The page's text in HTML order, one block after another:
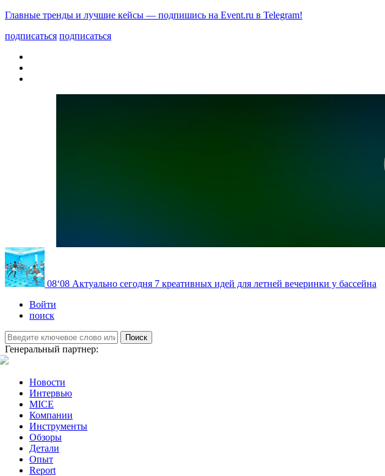
Главные тренды и лучшие кейсы — подпишись на Event.ru в Telegram!
подписаться подписаться
08‘08 Актуально сегодня 7 креативных идей для летней вечеринки у бассейна
Войти
поиск
Поиск
Генеральный партнер:
Новости
Интервью
MICE
Компании
Инструменты
Обзоры
Детали
Опыт
Report